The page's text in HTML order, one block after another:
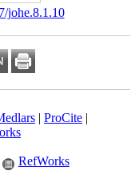
johe.8.1.10
| ProCite |
RefWorks